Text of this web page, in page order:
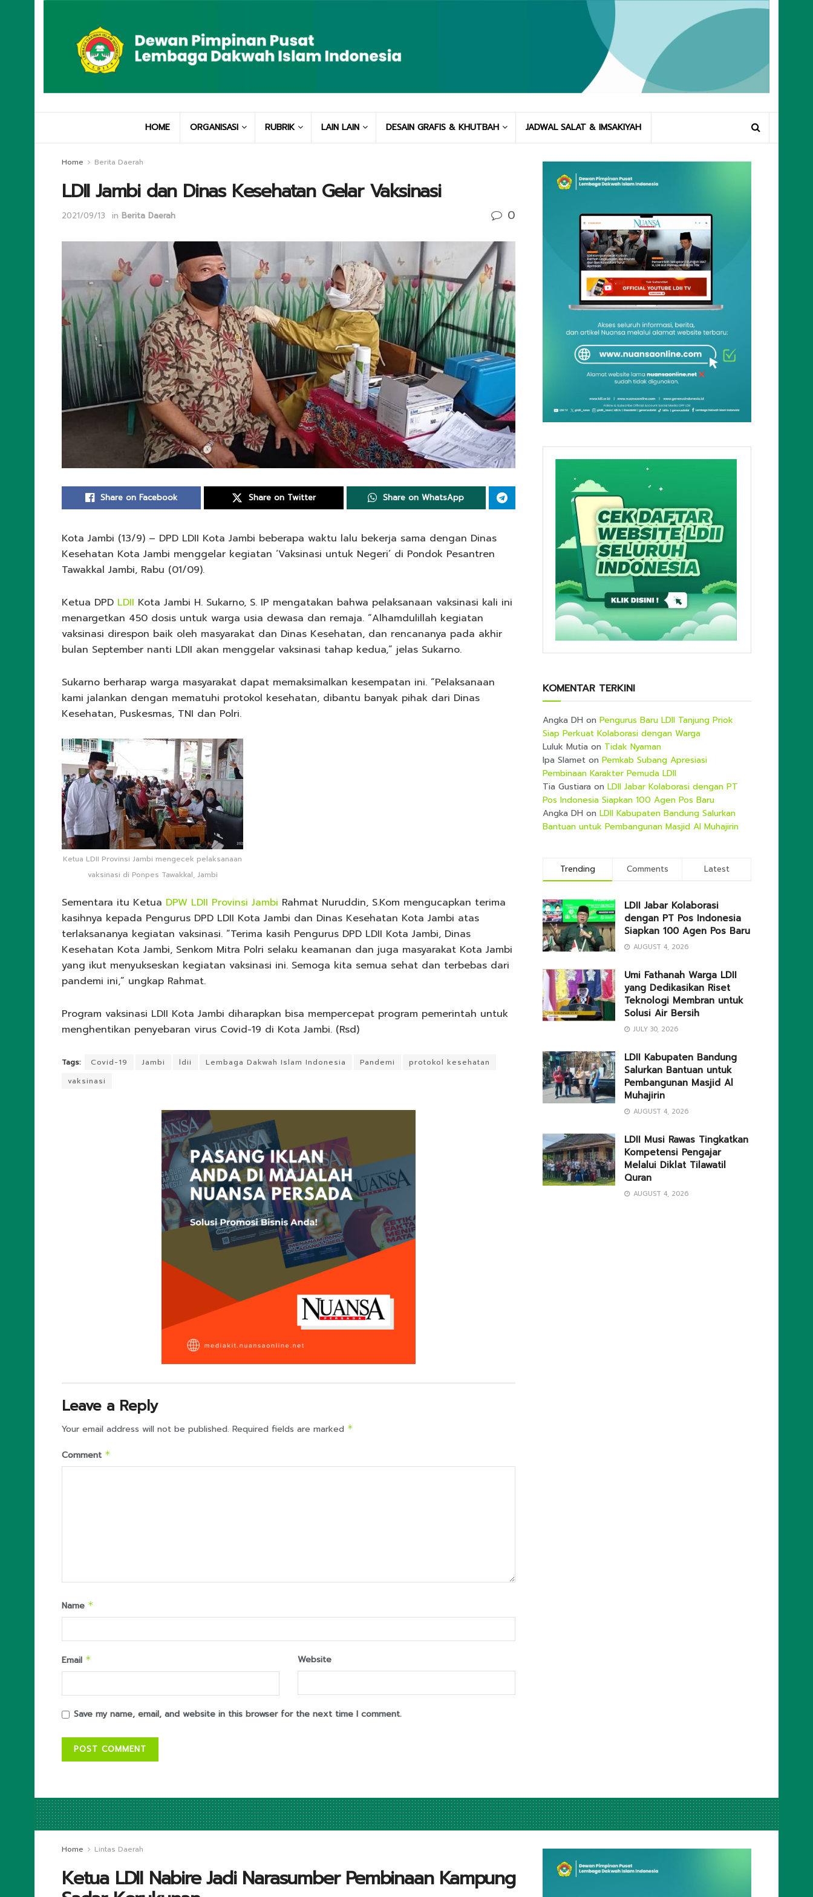
HOME ORGANISASI RUBRIK LAIN LAIN DESAIN GRAFIS & KHUTBAH JADWAL SALAT & IMSAKIYAH
Home Berita Daerah
LDII Jambi dan Dinas Kesehatan Gelar Vaksinasi
2021/09/13 in Berita Daerah 0
Share on Facebook Share on Twitter Share on WhatsApp
Kota Jambi (13/9) – DPD LDII Kota Jambi beberapa waktu lalu bekerja sama dengan Dinas
Kesehatan Kota Jambi menggelar kegiatan ‘Vaksinasi untuk Negeri’ di Pondok Pesantren
Tawakkal Jambi, Rabu (01/09).
Ketua DPD LDII Kota Jambi H. Sukarno, S. IP mengatakan bahwa pelaksanaan vaksinasi kali ini
menargetkan 450 dosis untuk warga usia dewasa dan remaja. “Alhamdulillah kegiatan
vaksinasi direspon baik oleh masyarakat dan Dinas Kesehatan, dan rencananya pada akhir
bulan September nanti LDII akan menggelar vaksinasi tahap kedua,” jelas Sukarno.
Sukarno berharap warga masyarakat dapat memaksimalkan kesempatan ini. “Pelaksanaan
kami jalankan dengan mematuhi protokol kesehatan, dibantu banyak pihak dari Dinas
Kesehatan, Puskesmas, TNI dan Polri.
Ketua LDII Provinsi Jambi mengecek pelaksanaan
vaksinasi di Ponpes Tawakkal, Jambi
Sementara itu Ketua DPW LDII Provinsi Jambi Rahmat Nuruddin, S.Kom mengucapkan terima
kasihnya kepada Pengurus DPD LDII Kota Jambi dan Dinas Kesehatan Kota Jambi atas
terlaksananya kegiatan vaksinasi. “Terima kasih Pengurus DPD LDII Kota Jambi, Dinas
Kesehatan Kota Jambi, Senkom Mitra Polri selaku keamanan dan juga masyarakat Kota Jambi
yang ikut menyukseskan kegiatan vaksinasi ini. Semoga kita semua sehat dan terbebas dari
pandemi ini,” ungkap Rahmat.
Program vaksinasi LDII Kota Jambi diharapkan bisa mempercepat program pemerintah untuk
menghentikan penyebaran virus Covid-19 di Kota Jambi. (Rsd)
Tags: Covid-19 Jambi ldii Lembaga Dakwah Islam Indonesia Pandemi
protokol kesehatan
vaksinasi
Leave a Reply
Your email address will not be published. Required fields are marked *
Comment *
Name *
Email * Website
Save my name, email, and website in this browser for the next time I comment.
KOMENTAR TERKINI
Angka DH on Pengurus Baru LDII Tanjung Priok
Siap Perkuat Kolaborasi dengan Warga
Luluk Mutia on Tidak Nyaman
Ipa Slamet on Pemkab Subang Apresiasi
Pembinaan Karakter Pemuda LDII
Tia Gustiara on LDII Jabar Kolaborasi dengan PT
Pos Indonesia Siapkan 100 Agen Pos Baru
Angka DH on LDII Kabupaten Bandung Salurkan
Bantuan untuk Pembangunan Masjid Al Muhajirin
Trending Comments Latest
LDII Jabar Kolaborasi
dengan PT Pos Indonesia
Siapkan 100 Agen Pos Baru
AUGUST 4, 2026
Umi Fathanah Warga LDII
yang Dedikasikan Riset
Teknologi Membran untuk
Solusi Air Bersih
JULY 30, 2026
LDII Kabupaten Bandung
Salurkan Bantuan untuk
Pembangunan Masjid Al
Muhajirin
AUGUST 4, 2026
LDII Musi Rawas Tingkatkan
Kompetensi Pengajar
Melalui Diklat Tilawatil
Quran
AUGUST 4, 2026
Home Lintas Daerah
Ketua LDII Nabire Jadi Narasumber Pembinaan Kampung